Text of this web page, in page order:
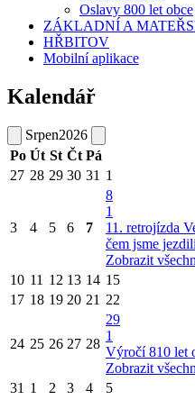
Oslavy 800 let obce
ZÁKLADNÍ A
HŘBITOV
Mobilní aplikace
Kalendář
Srpen2026
Po Út St Čt Pá
27 28 29 30 31 1
3 4 5 6 7
8
1
11. retrojízda
čem jsme
Zobrazit
10 11 12 13 14 15
17 18 19 20 21 22
24 25 26 27 28
29
1
Výročí 810 let
Zobrazit
31 1 2 3 4 5